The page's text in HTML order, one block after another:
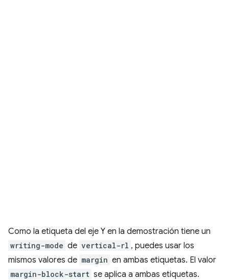
Como la etiqueta del eje Y en la demostración tiene un
writing-mode de vertical-rl , puedes usar los
mismos valores de margin en ambas etiquetas. El valor
margin-block-start se aplica a ambas etiquetas.